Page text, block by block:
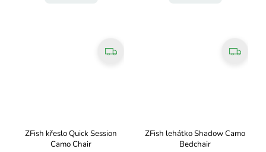
ZFish křeslo Quick Session
Camo Chair
ZFish lehátko Shadow Camo
Bedchair